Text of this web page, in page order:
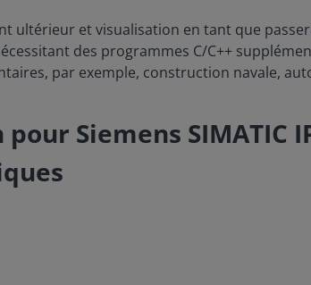
ultérieur et visualisation en tant que
des programmes C/C++
par exemple, construction navale,
Siemens SIMATIC